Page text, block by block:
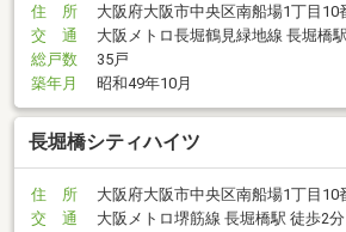
住 所
大阪府大阪市中央区南船場1丁目10
交 通
大阪メトロ長堀鶴見緑地線 長堀橋
総戸数
35戸
築年月
昭和49年10月
長堀橋シティハイツ
住 所
大阪府大阪市中央区南船場1丁目10
交 通
大阪メトロ堺筋線 長堀橋駅 徒歩2分